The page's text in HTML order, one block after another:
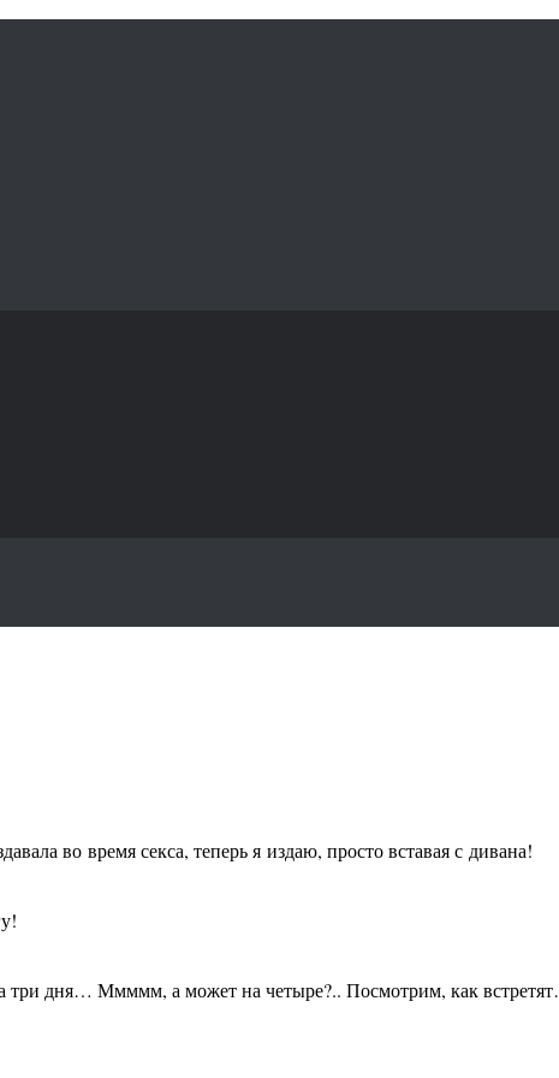
во время секса, теперь я издаю, просто вставая с дивана!
дня… Ммммм, а может на четыре?.. Посмотрим, как